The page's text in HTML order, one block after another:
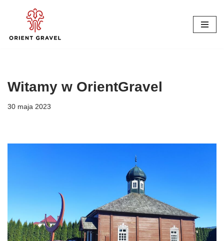
Przejdź
do
Witamy w OrientGravel
30 maja 2023